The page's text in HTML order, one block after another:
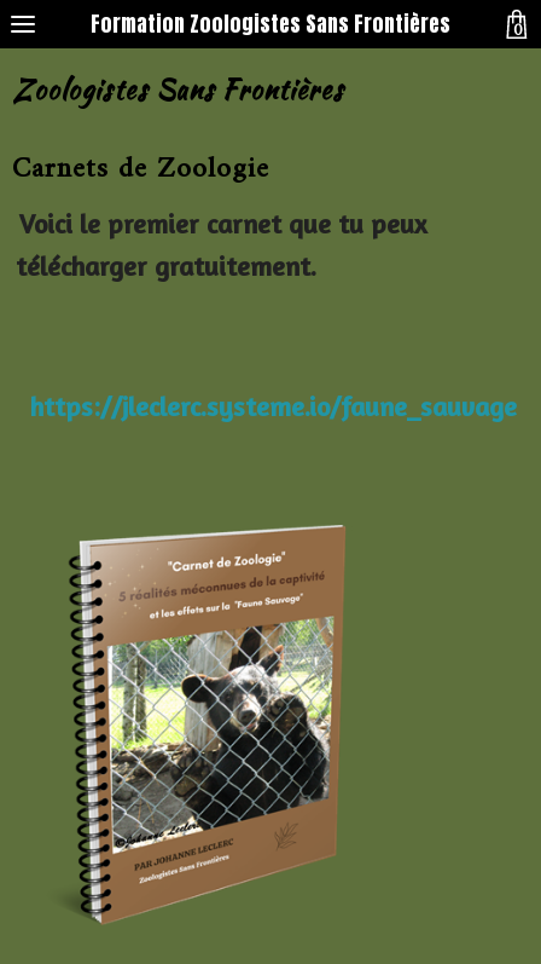
Formation Zoologistes Sans Frontières
Zoologistes Sans Frontières
Carnets de Zoologie
Voici le premier carnet que tu peux
télécharger gratuitement.
https://jleclerc.systeme.io/faune_sauvage
0